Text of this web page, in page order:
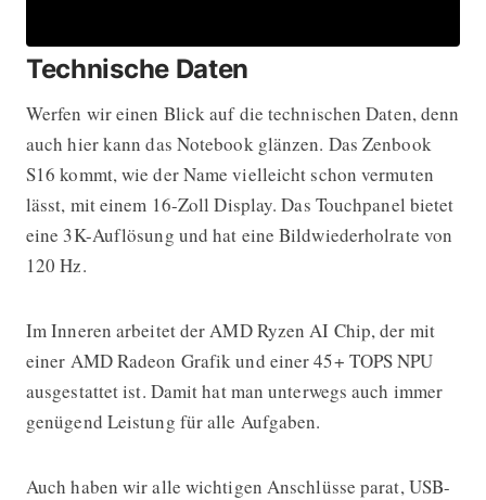
Technische Daten
Werfen wir einen Blick auf die technischen Daten, denn
auch hier kann das Notebook glänzen. Das Zenbook
S16 kommt, wie der Name vielleicht schon vermuten
lässt, mit einem 16-Zoll Display. Das Touchpanel bietet
eine 3K-Auflösung und hat eine Bildwiederholrate von
120 Hz.
Im Inneren arbeitet der AMD Ryzen AI Chip, der mit
einer AMD Radeon Grafik und einer 45+ TOPS NPU
ausgestattet ist. Damit hat man unterwegs auch immer
genügend Leistung für alle Aufgaben.
Auch haben wir alle wichtigen Anschlüsse parat, USB-